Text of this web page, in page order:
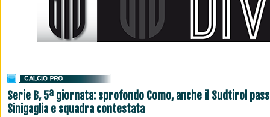
Serie B, 5ª giornata: sprofondo Como, anche il Sudtirol
Sinigaglia e squadra contestata